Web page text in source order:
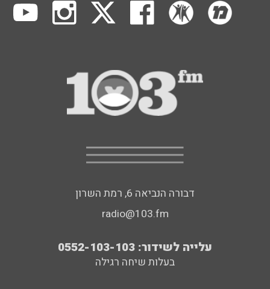
דבורה הנביאה 6, רמת השרון
radio@103.fm
עלייה לשידור: 0552-103-103
בעלות שיחה רגילה